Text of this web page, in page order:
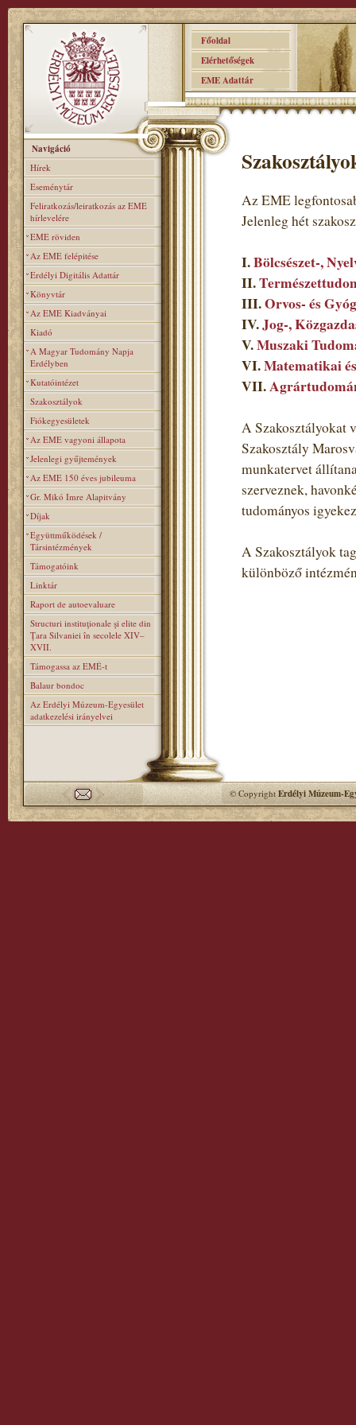
Főoldal
Elérhetőségek
EME Adattár
Navigáció
Hírek
Eseménytár
Feliratkozás/leiratkozás az EME
hírlevelére
EME röviden
Az EME felépitése
Erdélyi Digitális Adattár
Könyvtár
Az EME Kiadványai
Kiadó
A Magyar Tudomány Napja
Erdélyben
Kutatóintézet
Szakosztályok
Fiókegyesületek
Az EME vagyoni állapota
Jelenlegi gyűjtemények
Az EME 150 éves jubileuma
Gr. Mikó Imre Alapitvány
Díjak
Együttműködések /
Társintézmények
Támogatóink
Linktár
Raport de autoevaluare
Structuri instituţionale şi elite din
Ţara Silvaniei în secolele XIV–
XVII.
Támogassa az EMÉ-t
Balaur bondoc
Az Erdélyi Múzeum-Egyesület
adatkezelési irányelvei
Az EME
Jelenleg hét
I.Bölcsészet-,
II.
III.Orvos- és
IV.Jog-,
V.Muszaki
VI.Matematikai
VII.
A Szakosztályokat
Szakosztály
munkatervet
szerveznek,
tudományos
A Szakosztályok
különböző
© CopyrightErdélyi Múzeum-